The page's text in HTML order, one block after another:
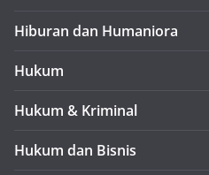
Hiburan dan Humaniora
Hukum
Hukum & Kriminal
Hukum dan Bisnis